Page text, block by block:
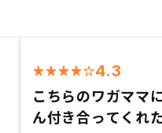
4.3
こちらのワガママ
ん付き合ってくれ